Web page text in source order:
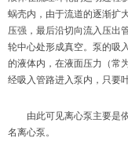
蜗壳内，由于流道的逐渐扩
压强，最后沿切向流入压出管
轮中心处形成真空。泵的吸
的液体内，在液面压力（常
经吸入管路进入泵内，只要
由此可见离心泵主要是
名离心泵。